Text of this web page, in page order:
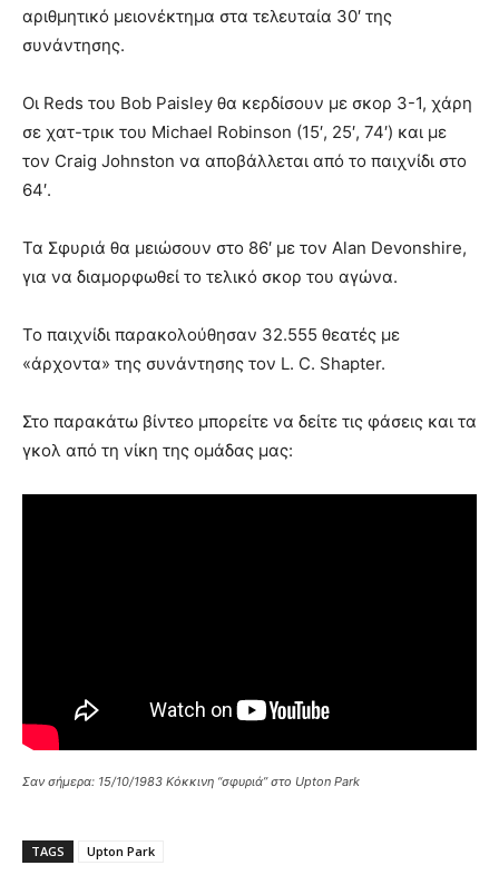
αριθμητικό μειονέκτημα στα τελευταία 30′ της
συνάντησης.
Οι Reds του Bob Paisley θα κερδίσουν με σκορ 3-1, χάρη
σε χατ-τρικ του Michael Robinson (15′, 25′, 74′) και με
τον Craig Johnston να αποβάλλεται από το παιχνίδι στο
64′.
Τα Σφυριά θα μειώσουν στο 86′ με τον Alan Devonshire,
για να διαμορφωθεί το τελικό σκορ του αγώνα.
Το παιχνίδι παρακολούθησαν 32.555 θεατές με
«άρχοντα» της συνάντησης τον L. C. Shapter.
Στο παρακάτω βίντεο μπορείτε να δείτε τις φάσεις και τα
γκολ από τη νίκη της ομάδας μας:
Σαν σήμερα: 15/10/1983 Κόκκινη “σφυριά” στο Upton Park
TAGS Upton Park